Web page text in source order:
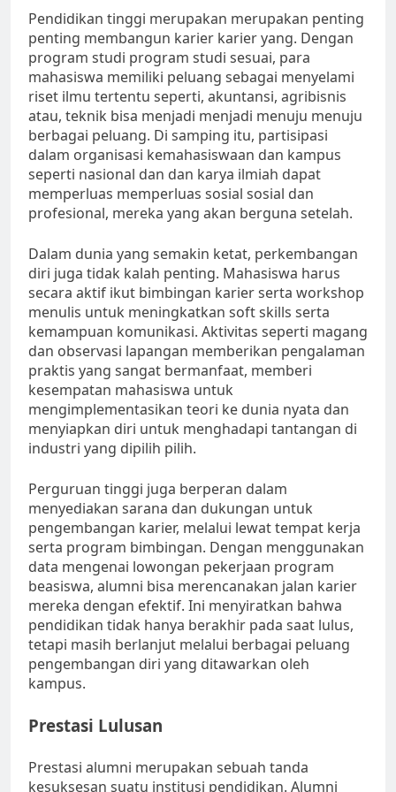
Pendidikan tinggi merupakan merupakan penting
penting membangun karier karier yang. Dengan
program studi program studi sesuai, para
mahasiswa memiliki peluang sebagai menyelami
riset ilmu tertentu seperti, akuntansi, agribisnis
atau, teknik bisa menjadi menjadi menuju menuju
berbagai peluang. Di samping itu, partisipasi
dalam organisasi kemahasiswaan dan kampus
seperti nasional dan dan karya ilmiah dapat
memperluas memperluas sosial sosial dan
profesional, mereka yang akan berguna setelah.
Dalam dunia yang semakin ketat, perkembangan
diri juga tidak kalah penting. Mahasiswa harus
secara aktif ikut bimbingan karier serta workshop
menulis untuk meningkatkan soft skills serta
kemampuan komunikasi. Aktivitas seperti magang
dan observasi lapangan memberikan pengalaman
praktis yang sangat bermanfaat, memberi
kesempatan mahasiswa untuk
mengimplementasikan teori ke dunia nyata dan
menyiapkan diri untuk menghadapi tantangan di
industri yang dipilih pilih.
Perguruan tinggi juga berperan dalam
menyediakan sarana dan dukungan untuk
pengembangan karier, melalui lewat tempat kerja
serta program bimbingan. Dengan menggunakan
data mengenai lowongan pekerjaan program
beasiswa, alumni bisa merencanakan jalan karier
mereka dengan efektif. Ini menyiratkan bahwa
pendidikan tidak hanya berakhir pada saat lulus,
tetapi masih berlanjut melalui berbagai peluang
pengembangan diri yang ditawarkan oleh
kampus.
Prestasi Lulusan
Prestasi alumni merupakan sebuah tanda
kesuksesan suatu institusi pendidikan. Alumni